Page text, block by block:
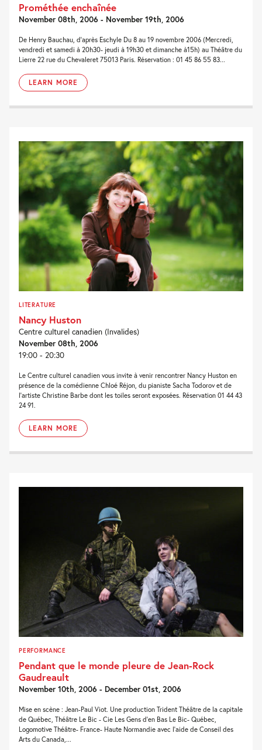
Prométhée enchaînée
November 08th, 2006 - November 19th, 2006
De Henry Bauchau, d’après Eschyle Du 8 au 19 novembre 2006 (Mercredi,
vendredi et samedi à 20h30- jeudi à 19h30 et dimanche à15h) au Théâtre du
Lierre 22 rue du Chevaleret 75013 Paris. Réservation : 01 45 86 55 83...
LEARN MORE
LITERATURE
Nancy Huston
Centre culturel canadien (Invalides)
November 08th, 2006
19:00 - 20:30
Le Centre culturel canadien vous invite à venir rencontrer Nancy Huston en
présence de la comédienne Chloé Réjon, du pianiste Sacha Todorov et de
l’artiste Christine Barbe dont les toiles seront exposées. Réservation 01 44 43
24 91.
LEARN MORE
PERFORMANCE
Pendant que le monde pleure de Jean-Rock
Gaudreault
November 10th, 2006 - December 01st, 2006
Mise en scène : Jean-Paul Viot. Une production Trident Théâtre de la capitale
de Québec, Théâtre Le Bic - Cie Les Gens d'en Bas Le Bic- Québec,
Logomotive Théâtre- France- Haute Normandie avec l'aide de Conseil des
Arts du Canada,...